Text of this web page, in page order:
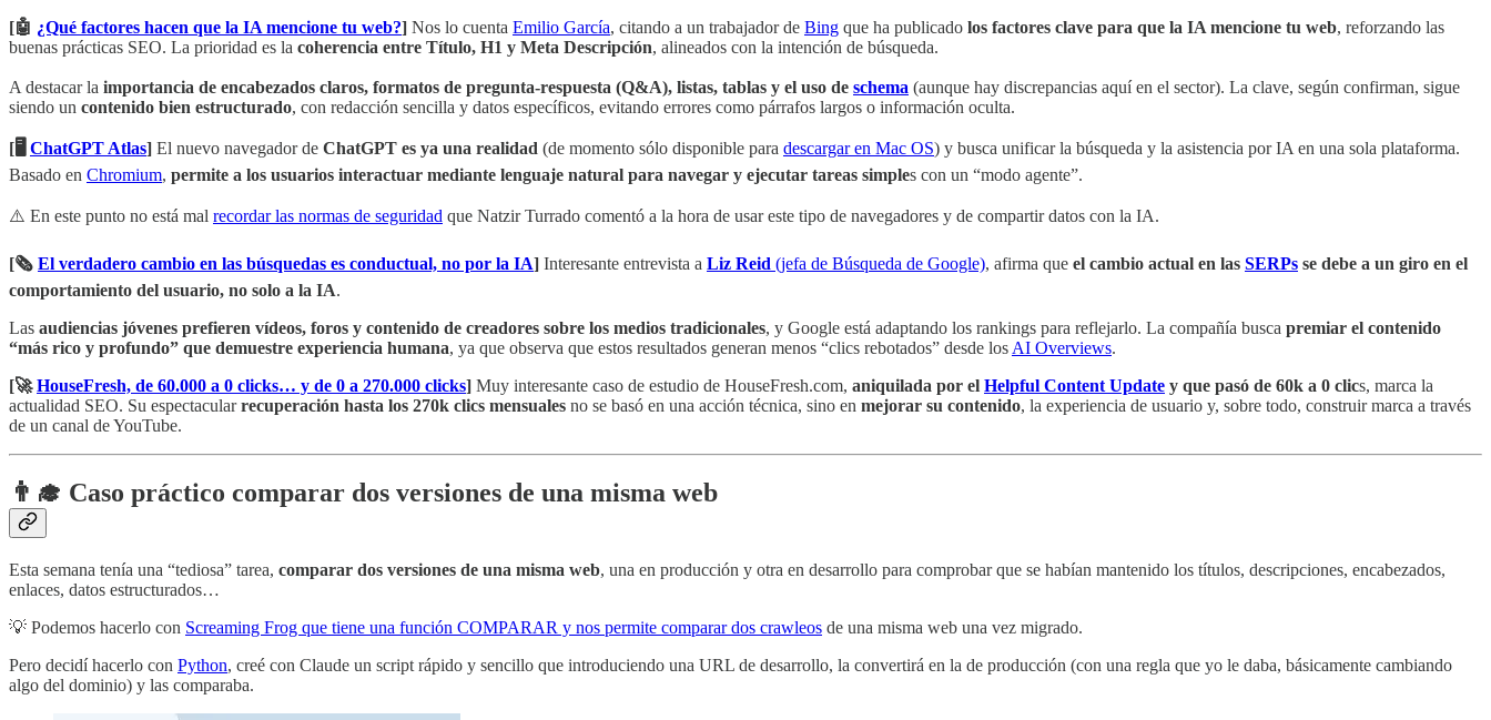
[🤖 ¿Qué factores hacen que la IA mencione tu web?] Nos lo cuenta Emilio García, citando a un trabajador de Bing que ha publicado los factores clave para que la IA mencione tu web, reforzando las
buenas prácticas SEO. La prioridad es la coherencia entre Título, H1 y Meta Descripción, alineados con la intención de búsqueda.
A destacar la importancia de encabezados claros, formatos de pregunta-respuesta (Q&A), listas, tablas y el uso de schema (aunque hay discrepancias aquí en el sector). La clave, según confirman, sigue
siendo un contenido bien estructurado, con redacción sencilla y datos específicos, evitando errores como párrafos largos o información oculta.
[🖥️ ChatGPT Atlas] El nuevo navegador de ChatGPT es ya una realidad (de momento sólo disponible para descargar en Mac OS) y busca unificar la búsqueda y la asistencia por IA en una sola plataforma.
Basado en Chromium, permite a los usuarios interactuar mediante lenguaje natural para navegar y ejecutar tareas simples con un “modo agente”.
⚠️ En este punto no está mal recordar las normas de seguridad que Natzir Turrado comentó a la hora de usar este tipo de navegadores y de compartir datos con la IA.
[🗞️ El verdadero cambio en las búsquedas es conductual, no por la IA] Interesante entrevista a Liz Reid (jefa de Búsqueda de Google), afirma que el cambio actual en las SERPs se debe a un giro en el
comportamiento del usuario, no solo a la IA.
Las audiencias jóvenes prefieren vídeos, foros y contenido de creadores sobre los medios tradicionales, y Google está adaptando los rankings para reflejarlo. La compañía busca premiar el contenido
“más rico y profundo” que demuestre experiencia humana, ya que observa que estos resultados generan menos “clics rebotados” desde los AI Overviews.
[🚀HouseFresh, de 60.000 a 0 clicks… y de 0 a 270.000 clicks] Muy interesante caso de estudio de HouseFresh.com, aniquilada por el Helpful Content Update y que pasó de 60k a 0 clics, marca la
actualidad SEO. Su espectacularrecuperación hasta los 270k clics mensuales no se basó en una acción técnica, sino en mejorar su contenido, la experiencia de usuario y, sobre todo, construir marca a través
de un canal de YouTube.
👨‍🎓 Caso práctico comparar dos versiones de una misma web
Esta semana tenía una “tediosa” tarea, comparar dos versiones de una misma web, una en producción y otra en desarrollo para comprobar que se habían mantenido los títulos, descripciones, encabezados,
enlaces, datos estructurados…
💡 Podemos hacerlo con Screaming Frog que tiene una función COMPARAR y nos permite comparar dos crawleos de una misma web una vez migrado.
Pero decidí hacerlo con Python, creé con Claude un script rápido y sencillo que introduciendo una URL de desarrollo, la convertirá en la de producción (con una regla que yo le daba, básicamente cambiando
algo del dominio) y las comparaba.